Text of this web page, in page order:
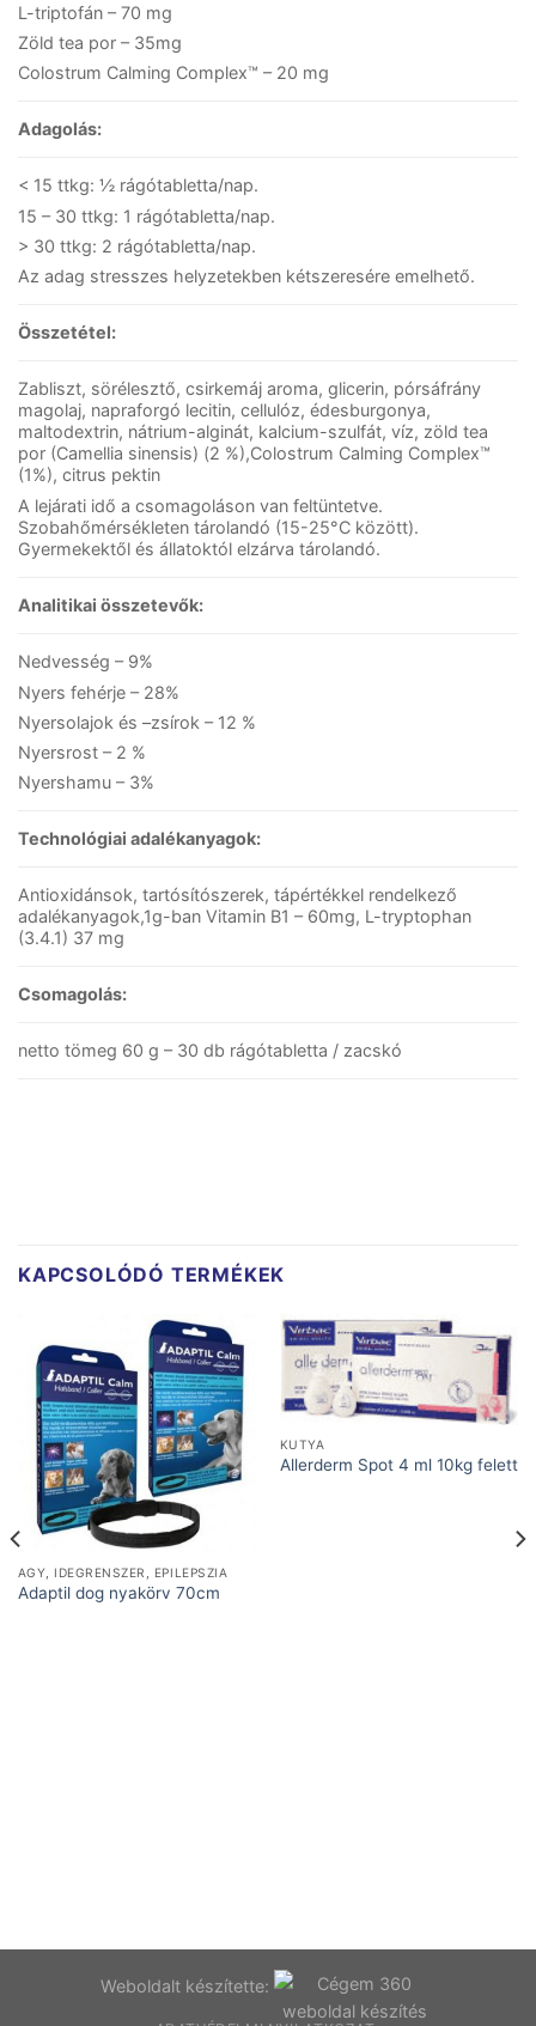
L-triptofán – 70 mg
Zöld tea por – 35mg
Colostrum Calming Complex™ – 20 mg
Adagolás:
< 15 ttkg: ½ rágótabletta/nap.
15 – 30 ttkg: 1 rágótabletta/nap.
> 30 ttkg: 2 rágótabletta/nap.
Az adag stresszes helyzetekben kétszeresére emelhető.
Összetétel:
Zabliszt, sörélesztő, csirkemáj aroma, glicerin, pórsáfrány
magolaj, napraforgó lecitin, cellulóz, édesburgonya,
maltodextrin, nátrium-alginát, kalcium-szulfát, víz, zöld tea
por (Camellia sinensis) (2 %),Colostrum Calming Complex™
(1%), citrus pektin
A lejárati idő a csomagoláson van feltüntetve.
Szobahőmérsékleten tárolandó (15-25°C között).
Gyermekektől és állatoktól elzárva tárolandó.
Analitikai összetevők:
Nedvesség – 9%
Nyers fehérje – 28%
Nyersolajok és –zsírok – 12 %
Nyersrost – 2 %
Nyershamu – 3%
Technológiai adalékanyagok:
Antioxidánsok, tartósítószerek, tápértékkel rendelkező
adalékanyagok,1g-ban Vitamin B1 – 60mg, L-tryptophan
(3.4.1) 37 mg
Csomagolás:
netto tömeg 60 g – 30 db rágótabletta / zacskó
KAPCSOLÓDÓ TERMÉKEK
AGY, IDEGRENSZER, EPILEPSZIA
Adaptil dog nyakörv 70cm
KUTYA
Allerderm Spot 4 ml 10kg felett
Weboldalt készítette: